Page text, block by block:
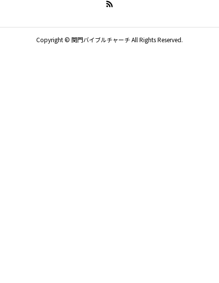
Copyright © 関門バイブルチャーチ All Rights Reserved.